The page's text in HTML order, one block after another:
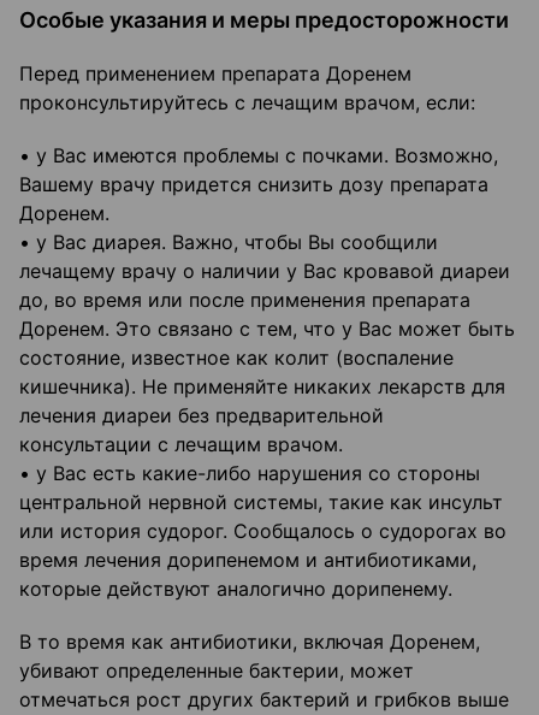
Особые указания и меры предосторожности
Перед применением препарата Доренем
проконсультируйтесь с лечащим врачом, если:
• у Вас имеются проблемы с почками. Возможно,
Вашему врачу придется снизить дозу препарата
Доренем.
• у Вас диарея. Важно, чтобы Вы сообщили
лечащему врачу о наличии у Вас кровавой диареи
до, во время или после применения препарата
Доренем. Это связано с тем, что у Вас может быть
состояние, известное как колит (воспаление
кишечника). Не применяйте никаких лекарств для
лечения диареи без предварительной
консультации с лечащим врачом.
• у Вас есть какие-либо нарушения со стороны
центральной нервной системы, такие как инсульт
или история судорог. Сообщалось о судорогах во
время лечения дорипенемом и антибиотиками,
которые действуют аналогично дорипенему.
В то время как антибиотики, включая Доренем,
убивают определенные бактерии, может
отмечаться рост других бактерий и грибков выше